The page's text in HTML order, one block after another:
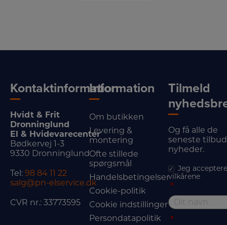
Kontaktinformation
Hvidt & Frit
Dronninglund
El & Hvidevarecenter
Bødkervej 1-3
9330 Dronninglund
Tel: 98 84 11 22
salg@pn-elservice.dk
CVR nr.: 33773595
Information
Om butikken
Levering &
montering
Ofte stillede
spørgsmål
Handelsbetingelser
Cookie-politik
Cookie indstillinger
Persondatapolitik
Tilmeld
Og få alle de
seneste
nyheder.
Jeg
vilkårene
*
*